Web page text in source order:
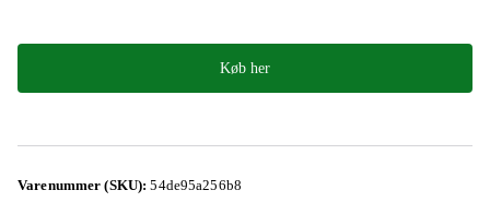
Køb her
Varenummer (SKU):54de95a256b8